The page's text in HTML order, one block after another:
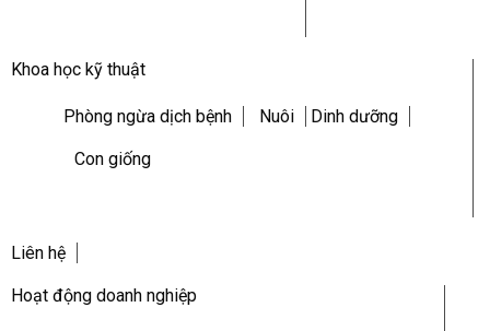
Khoa học kỹ thuật
Phòng ngừa dịch bệnh Nuôi Dinh dưỡng
Con giống
Liên hệ
Hoạt động doanh nghiệp